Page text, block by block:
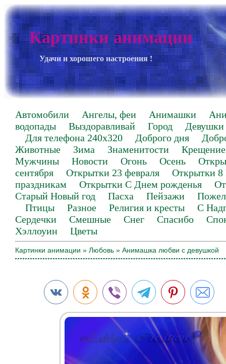
Картинки анимации
Удачи и хорошего настроения !
Автомобили Ангелы, феи Анимашки
водопады
Выздоравливай Город
Девушки
Для телефона 240х320
Доброго дня
Животные
Зима Знаменитости
Крещение
Мужчины
Новости Огонь Осень
сентября
Открытки 23 февраля
Открытки 8
праздникам
Открытки С Днем рожденья
Старый Новый год
Пасха Пейзажи
Птицы
Разное Религия и кресты
С
Сердечки
Смешные Снег Спасибо
Хэллоуин
Цветы
Картинки анимации » Любовь » Анимашка любви с девушкой